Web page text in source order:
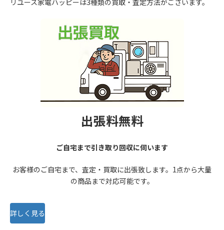
リユース家電ハッピーは3種類の買取・査定方法がございます。
出張料無料
ご自宅まで引き取り回収に伺います
お客様のご自宅まで、査定・買取に出張致します。1点から大量
の商品まで対応可能です。
詳しく見る